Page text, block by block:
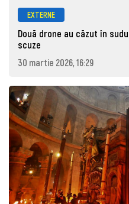
EXTERNE
Două drone au căzut în
scuze
30 martie 2026, 16:29